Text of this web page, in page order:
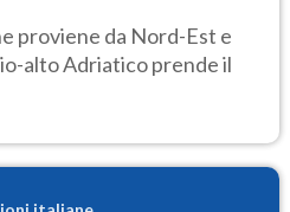
proviene da Nord-Est e
alto Adriatico prende il